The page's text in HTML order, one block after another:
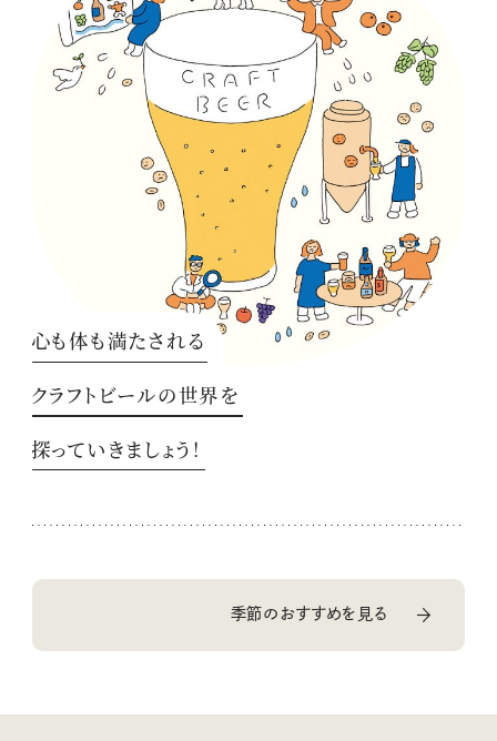
心も体も満たされる
クラフトビールの世界を
探っていきましょう！
季節のおすすめを見る